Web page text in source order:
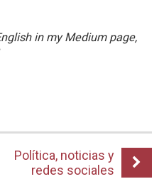
in my Medium page,
Política, noticias y
redes sociales